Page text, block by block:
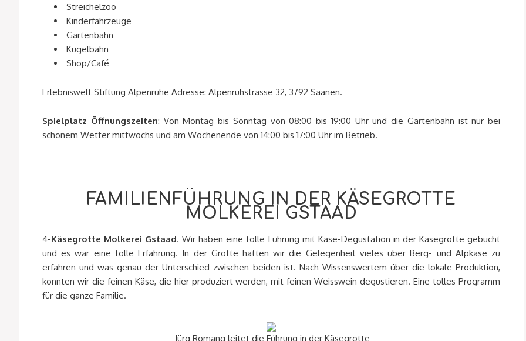
Streichelzoo
Kinderfahrzeuge
Gartenbahn
Kugelbahn
Shop/Café
Erlebniswelt Stiftung Alpenruhe Adresse: Alpenruhstrasse 32, 3792 Saanen.
Spielplatz Öffnungszeiten: Von Montag bis Sonntag von 08:00 bis 19:00 Uhr und die Gartenbahn ist nur bei
schönem Wetter mittwochs und am Wochenende von 14:00 bis 17:00 Uhr im Betrieb.
FAMILIENFÜHRUNG IN DER KÄSEGROTTE
MOLKEREI GSTAAD
4-Käsegrotte Molkerei Gstaad. Wir haben eine tolle Führung mit Käse-Degustation in der Käsegrotte gebucht
und es war eine tolle Erfahrung. In der Grotte hatten wir die Gelegenheit vieles über Berg- und Alpkäse zu
erfahren und was genau der Unterschied zwischen beiden ist. Nach Wissenswertem über die lokale Produktion,
konnten wir die feinen Käse, die hier produziert werden, mit feinen Weisswein degustieren. Eine tolles Programm
für die ganze Familie.
Jürg Romang leitet die Führung in der Käsegrotte